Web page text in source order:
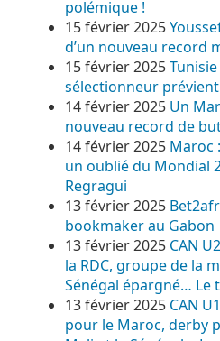
polémique !
15 février 2025
d’un nouveau record
15 février 2025
sélectionneur
14 février 2025 Un
nouveau record de
14 février 2025 Maroc
un oublié du Mondial
Regragui
13 février 2025
bookmaker au Gabon
13 février 2025 CAN
la RDC, groupe de la
Sénégal épargné… Le
13 février 2025 CAN
pour le Maroc, derby